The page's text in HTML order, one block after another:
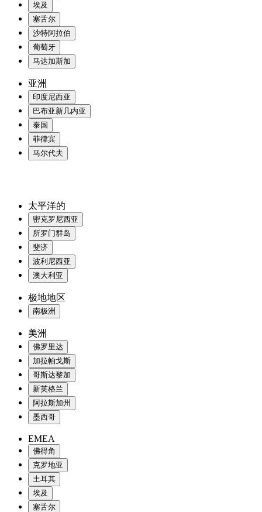
埃及
塞舌尔
沙特阿拉伯
葡萄牙
马达加斯加
亚洲
印度尼西亚
巴布亚新几内亚
泰国
菲律宾
马尔代夫
太平洋的
密克罗尼西亚
所罗门群岛
斐济
波利尼西亚
澳大利亚
极地地区
南极洲
美洲
佛罗里达
加拉帕戈斯
哥斯达黎加
新英格兰
阿拉斯加州
墨西哥
EMEA
佛得角
克罗地亚
土耳其
埃及
塞舌尔